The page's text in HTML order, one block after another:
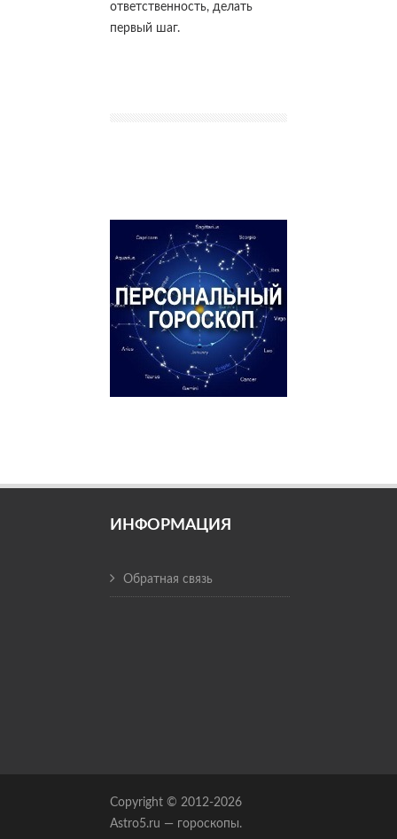
ответственность, делать
первый шаг.
ИНФОРМАЦИЯ
Обратная связь
Copyright © 2012-2026
Astro5.ru — гороскопы.